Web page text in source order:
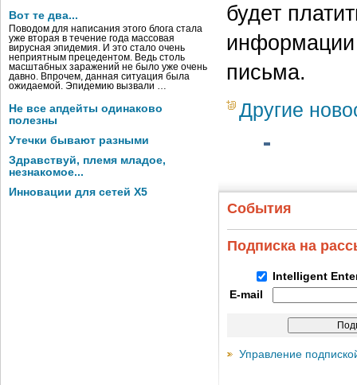
Вот те два...
Поводом для написания этого блога стала
уже вторая в течение года массовая
вирусная эпидемия. И это стало очень
неприятным прецедентом. Ведь столь
масштабных заражений не было уже очень
давно. Впрочем, данная ситуация была
ожидаемой. Эпидемию вызвали …
Не все апдейты одинаково
полезны
Утечки бывают разными
Здравствуй, племя младое,
незнакомое...
Инновации для сетей X5
будет
информации
письма.
Другие
События
Подписка на
Intelligent
E-mail
Управление